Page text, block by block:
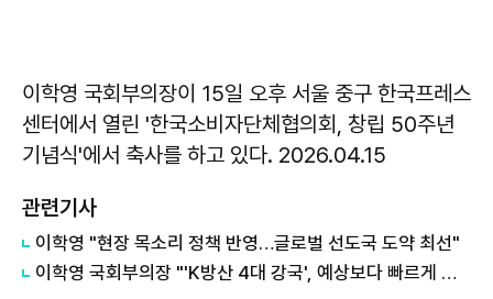
이학영 국회부의장이 15일 오후 서울 중구 한국프레스
센터에서 열린 '한국소비자단체협의회, 창립 50주년
기념식'에서 축사를 하고 있다. 2026.04.15
관련기사
이학영 "현장 목소리 정책 반영…글로벌 선도국 도약 최선"
이학영 국회부의장 "'K방산 4대 강국', 예상보다 빠르게 현실로"